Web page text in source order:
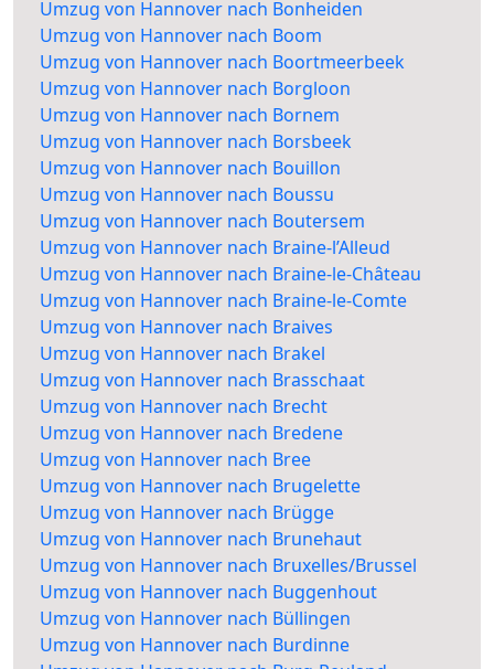
Umzug von Hannover nach Bonheiden
Umzug von Hannover nach Boom
Umzug von Hannover nach Boortmeerbeek
Umzug von Hannover nach Borgloon
Umzug von Hannover nach Bornem
Umzug von Hannover nach Borsbeek
Umzug von Hannover nach Bouillon
Umzug von Hannover nach Boussu
Umzug von Hannover nach Boutersem
Umzug von Hannover nach Braine-l’Alleud
Umzug von Hannover nach Braine-le-Château
Umzug von Hannover nach Braine-le-Comte
Umzug von Hannover nach Braives
Umzug von Hannover nach Brakel
Umzug von Hannover nach Brasschaat
Umzug von Hannover nach Brecht
Umzug von Hannover nach Bredene
Umzug von Hannover nach Bree
Umzug von Hannover nach Brugelette
Umzug von Hannover nach Brügge
Umzug von Hannover nach Brunehaut
Umzug von Hannover nach Bruxelles/Brussel
Umzug von Hannover nach Buggenhout
Umzug von Hannover nach Büllingen
Umzug von Hannover nach Burdinne